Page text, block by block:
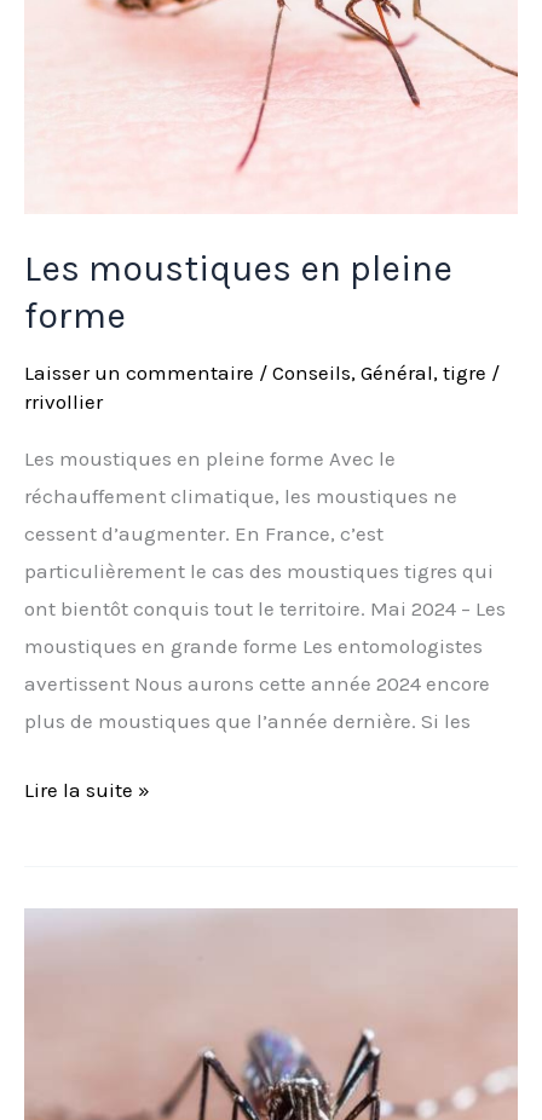
Les moustiques en pleine
forme
Laisser un commentaire / Conseils, Général, tigre /
rrivollier
Les moustiques en pleine forme Avec le
réchauffement climatique, les moustiques ne
cessent d’augmenter. En France, c’est
particulièrement le cas des moustiques tigres qui
ont bientôt conquis tout le territoire. Mai 2024 – Les
moustiques en grande forme Les entomologistes
avertissent Nous aurons cette année 2024 encore
plus de moustiques que l’année dernière. Si les
Lire la suite »
soigner